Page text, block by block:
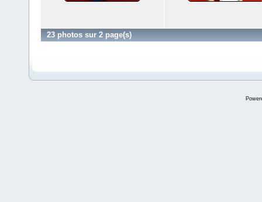
23 photos sur 2 page(s)